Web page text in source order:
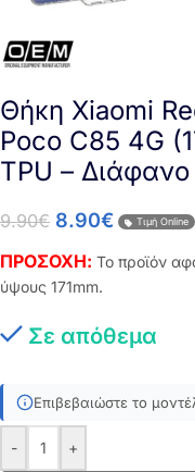
Θήκη Xiaomi
Poco C85 4G
TPU – Διάφανο
9.90€ 8.90€ Τιμή Online
ΠΡΟΣΟΧΗ: Το προϊόν
ύψους 171mm.
Σε απόθεμα
Επιβεβαιώστε το
- +